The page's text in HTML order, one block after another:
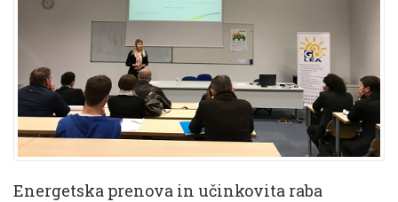
Energetska prenova in učinkovita raba